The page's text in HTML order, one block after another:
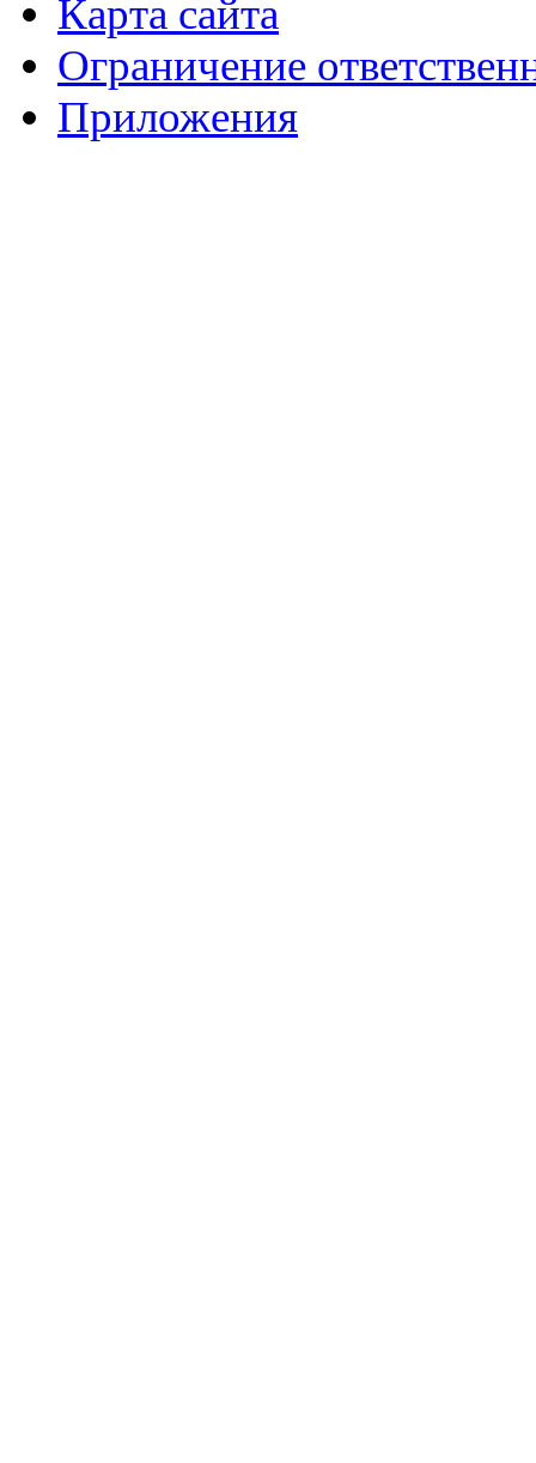
Карта сайта
Ограничение
Приложения